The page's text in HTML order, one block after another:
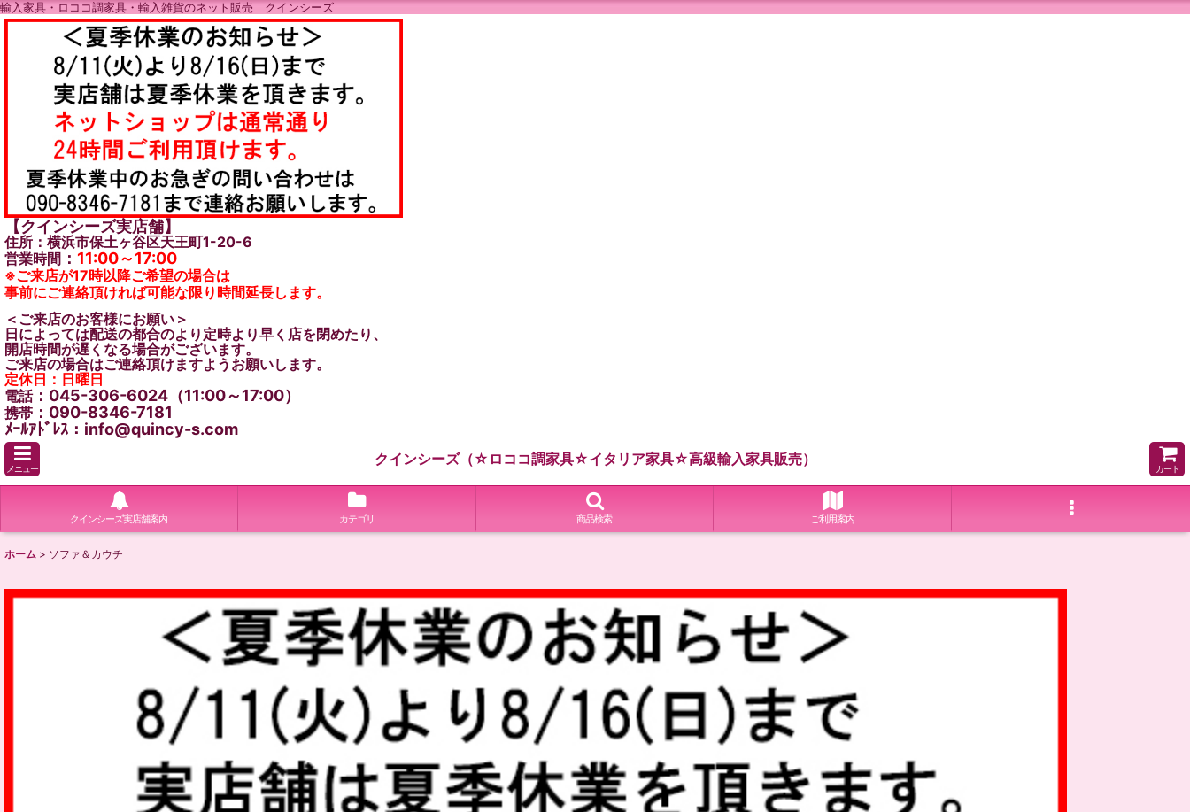
輸入家具・ロココ調家具・輸入雑貨のネット販売 クインシーズ
【クインシーズ実店舗】
住所：横浜市保土ヶ谷区天王町1-20-6
営業時間 ： 11:00～17:00
※ご来店が17時以降ご希望の場合は
事前にご連絡頂ければ可能な限り時間延長します。
＜ご来店のお客様にお願い＞
日によっては配送の都合のより定時より早く店を閉めたり、
開店時間が遅くなる場合がございます。
ご来店の場合はご連絡頂けますようお願いします。
定休日：日曜日
電話：045-306-6024（11:00～17:00）
携帯 ：090-8346-7181
ﾒｰﾙｱﾄﾞﾚｽ：info@quincy-s.com
メニュー
クインシーズ（☆ロココ調家具☆イタリア家具☆高級輸入家具販売）
カート
クインシーズ実店舗案内 カテゴリ 商品検索 ご利用案内
ホーム > ソファ＆カウチ